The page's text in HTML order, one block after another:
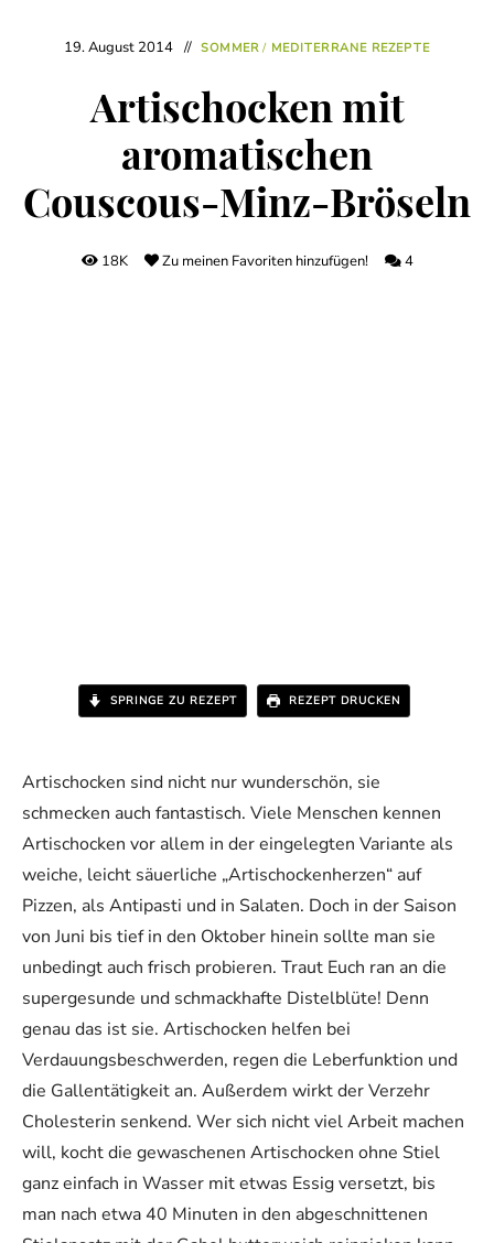
19. August 2014 SOMMER/ MEDITERRANE REZEPTE
Artischocken mit
aromatischen
Couscous-Minz-Bröseln
18K Zu meinen Favoriten hinzufügen! 4
SPRINGE ZU REZEPT REZEPT DRUCKEN
Artischocken sind nicht nur wunderschön, sie
schmecken auch fantastisch. Viele Menschen kennen
Artischocken vor allem in der eingelegten Variante als
weiche, leicht säuerliche „Artischockenherzen“ auf
Pizzen, als Antipasti und in Salaten. Doch in der Saison
von Juni bis tief in den Oktober hinein sollte man sie
unbedingt auch frisch probieren. Traut Euch ran an die
supergesunde und schmackhafte Distelblüte! Denn
genau das ist sie. Artischocken helfen bei
Verdauungsbeschwerden, regen die Leberfunktion und
die Gallentätigkeit an. Außerdem wirkt der Verzehr
Cholesterin senkend. Wer sich nicht viel Arbeit machen
will, kocht die gewaschenen Artischocken ohne Stiel
ganz einfach in Wasser mit etwas Essig versetzt, bis
man nach etwa 40 Minuten in den abgeschnittenen